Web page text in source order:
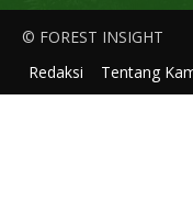
© FOREST INSIGHT
Redaksi
Tentang